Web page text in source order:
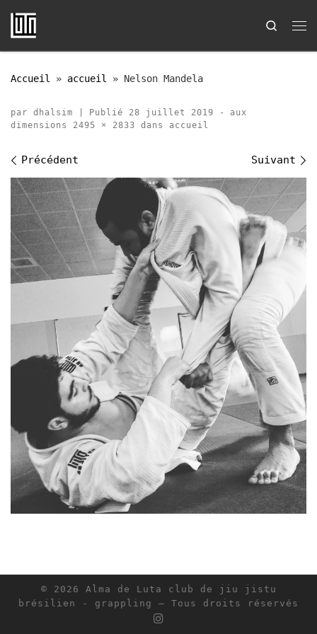
Passer au contenu
Search
Accueil » accueil » Nelson Mandela
par dhalsim Publié 28 juillet 2019 -
aux
dimensions
2495 × 2833 dans accueil
Navigation des images
Précédent Suivant
© 2026 Alma de Luta club de jiu jistu
brésilien - grappling
– Tous droits réservés